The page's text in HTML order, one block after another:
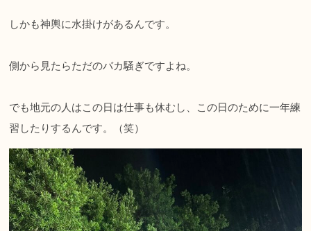
しかも神輿に水掛けがあるんです。
側から見たらただのバカ騒ぎですよね。
でも地元の人はこの日は仕事も休むし、この日のために一年練
習したりするんです。（笑）